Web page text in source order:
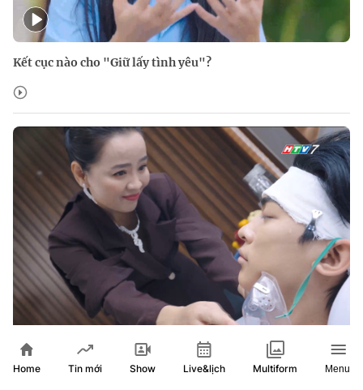
Kết cục nào cho "Giữ lấy tình yêu"?
Giữ lấy tình yêu: Bà Nga rút ống thở của Thế Hải để đoạt gia
sản
Home Tin mới Show Live&lịch Multiform Menu